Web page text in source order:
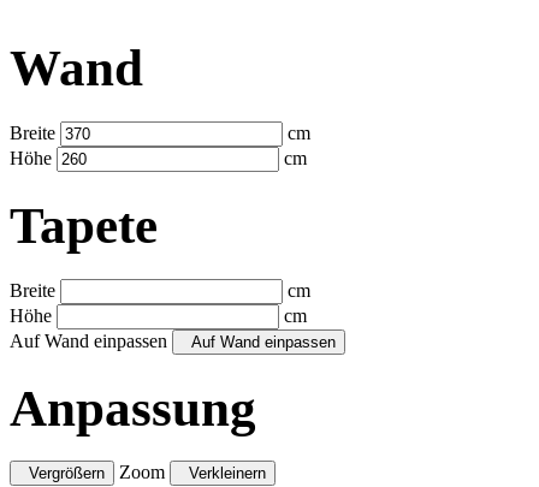
Wand
Breite
cm
Höhe
cm
Tapete
Breite
cm
Höhe
cm
Auf Wand einpassen
Auf Wand einpassen
Anpassung
Vergrößern Zoom Verkleinern